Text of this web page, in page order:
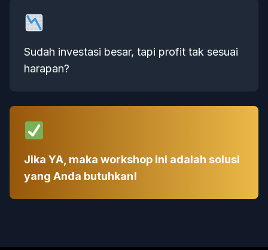
Sudah investasi besar, tapi profit tak sesuai
harapan?
Jika YA, maka workshop ini adalah solusi
yang Anda butuhkan!